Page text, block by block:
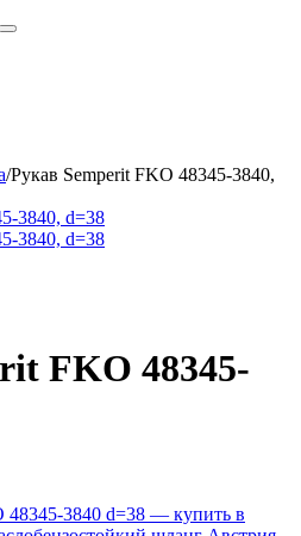
/Рукав Semperit FKO 48345-3840,
FKO 48345-